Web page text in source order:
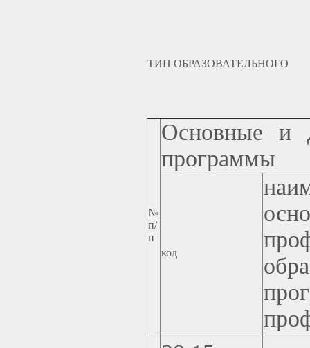
ТИП ОБРАЗОВАТЕЛЬНОГО
№
п/
п
Основные и
программы
код